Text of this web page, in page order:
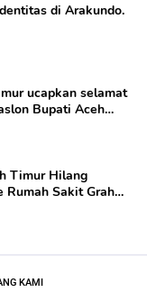
di Arakundo.
ucapkan selamat
Bupati Aceh
Timur Hilang
Rumah Sakit Graha
KAMI